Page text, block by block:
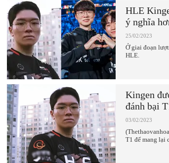
HLE
ý nghĩa
25/02/2023
Ở giai đoạn
HLE.
Kingen
đánh bại
03/02/2023
T1 để mang lại